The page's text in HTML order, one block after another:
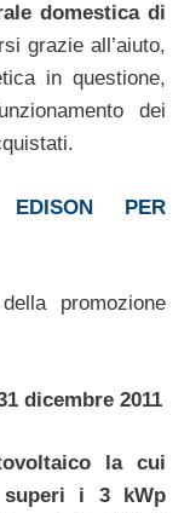
domestica di
grazie all’aiuto,
in questione,
dei
EDISON PER
promozione
dicembre 2011
la cui
superi i 3 kWp